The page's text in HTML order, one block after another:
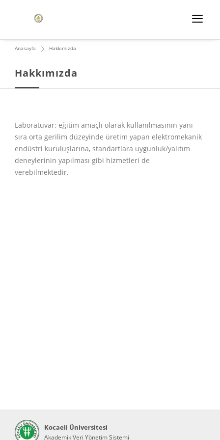
Hakkımızda
Anasayfa Hakkımızda
Laboratuvar; eğitim amaçlı olarak kullanılmasının yanı
sıra orta gerilim düzeyinde üretim yapan elektromekanik
endüstri kuruluşlarına, standartlara uygunluk/yalıtım
deneylerinin yapılması gibi hizmetleri de
verebilmektedir.
Kocaeli Üniversitesi
Akademik Veri Yönetim Sistemi